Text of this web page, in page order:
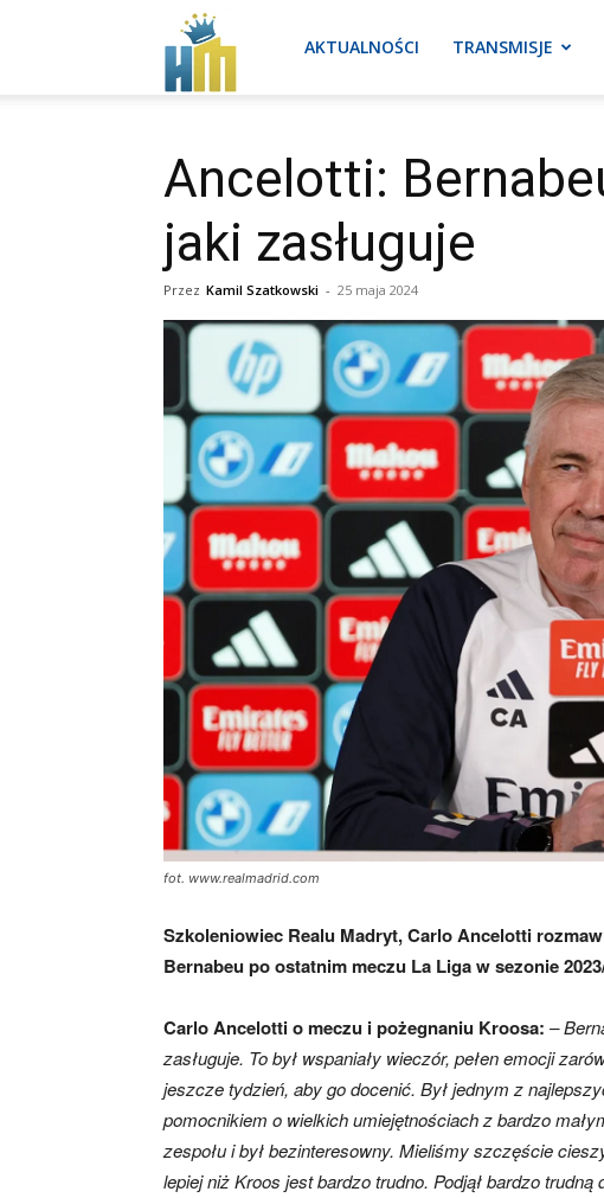
Real
aktualności
AKTUALNOŚCI TRANSMISJE
Ancelotti:
jaki zasługuje
Przez Kamil Szatkowski - 25 maja 2024
fot. www.realmadrid.com
Szkoleniowiec Realu Madryt, Carlo Ancelotti
Bernabeu po ostatnim meczu La Liga w sezonie
Carlo Ancelotti o meczu i pożegnaniu Kroosa: –
zasługuje. To był wspaniały wieczór, pełen emocji
jeszcze tydzień, aby go docenić. Był jednym z
pomocnikiem o wielkich umiejętnościach z bardzo
zespołu i był bezinteresowny. Mieliśmy szczęście
lepiej niż Kroos jest bardzo trudno. Podjął bardzo